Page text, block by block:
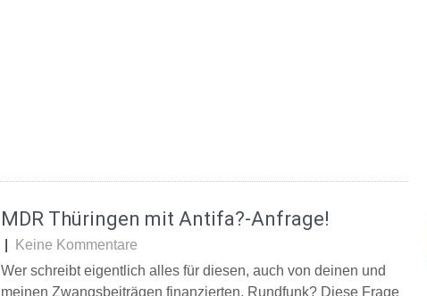
MDR Thüringen mit Antifa?-Anfrage!
Keine Kommentare
Wer schreibt eigentlich alles für diesen, auch von deinen und
meinen Zwangsbeiträgen finanzierten, Rundfunk? Diese Frage